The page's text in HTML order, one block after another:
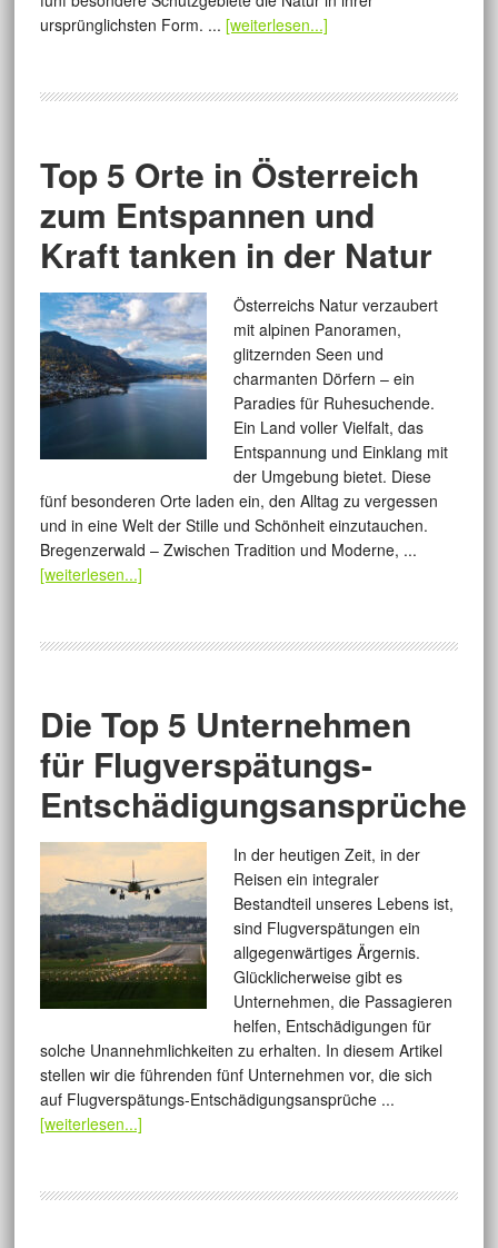
ursprünglichsten Form. ... [weiterlesen...]
Top 5 Orte in Österreich
zum Entspannen und
Kraft tanken in der Natur
Österreichs Natur verzaubert
mit alpinen Panoramen,
glitzernden Seen und
charmanten Dörfern – ein
Paradies für Ruhesuchende.
Ein Land voller Vielfalt, das
Entspannung und Einklang mit
der Umgebung bietet. Diese
fünf besonderen Orte laden ein, den Alltag zu vergessen
und in eine Welt der Stille und Schönheit einzutauchen.
Bregenzerwald – Zwischen Tradition und Moderne, ...
[weiterlesen...]
Die Top 5 Unternehmen
für Flugverspätungs-
Entschädigungsansprüche
In der heutigen Zeit, in der
Reisen ein integraler
Bestandteil unseres Lebens ist,
sind Flugverspätungen ein
allgegenwärtiges Ärgernis.
Glücklicherweise gibt es
Unternehmen, die Passagieren
helfen, Entschädigungen für
solche Unannehmlichkeiten zu erhalten. In diesem Artikel
stellen wir die führenden fünf Unternehmen vor, die sich
auf Flugverspätungs-Entschädigungsansprüche ...
[weiterlesen...]